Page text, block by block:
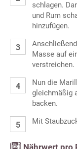
schlagen.
und Rum
hinzufügen.
Masse auf
verstreichen.
Nun die
gleichmäßig
backen.
Mit